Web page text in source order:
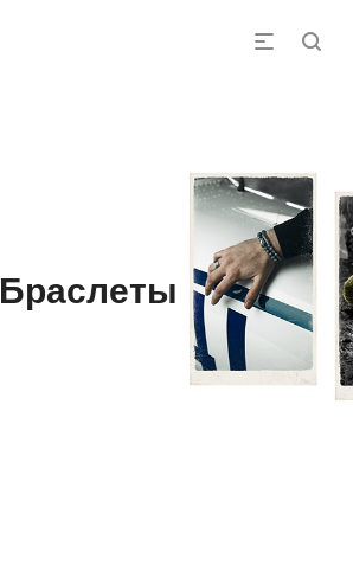
Браслеты